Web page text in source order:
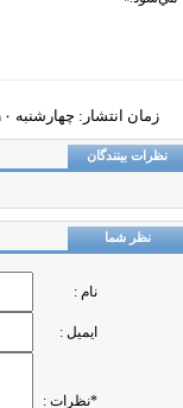
زمان انتشار: چهارشنبه ١٠ مهر ١٣٨٥ - ١٢:٢٩ |
بینندگان
نظر شما
نام :
ایمیل :
*نظرات :